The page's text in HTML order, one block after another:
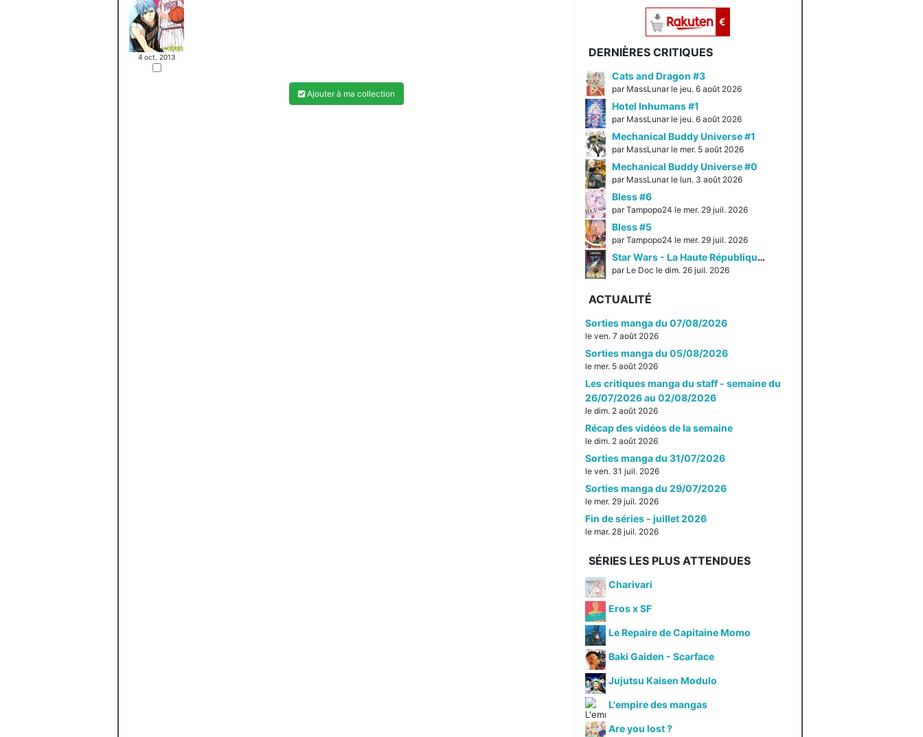
4 oct. 2013
Ajouter à ma collection
€
DERNIÈRES CRITIQUES
Cats and Dragon #3
par MassLunar le jeu. 6 août 2026
Hotel Inhumans #1
par MassLunar le jeu. 6 août 2026
Mechanical Buddy Universe #1
par MassLunar le mer. 5 août 2026
Mechanical Buddy Universe #0
par MassLunar le lun. 3 août 2026
Bless #6
par Tampopo24 le mer. 29 juil. 2026
Bless #5
par Tampopo24 le mer. 29 juil. 2026
Star Wars - La Haute République - Un équilibre fragile
par Le Doc le dim. 26 juil. 2026
ACTUALITÉ
Sorties manga du 07/08/2026
le ven. 7 août 2026
Sorties manga du 05/08/2026
le mer. 5 août 2026
Les critiques manga du staff - semaine du
26/07/2026 au 02/08/2026
le dim. 2 août 2026
Récap des vidéos de la semaine
le dim. 2 août 2026
Sorties manga du 31/07/2026
le ven. 31 juil. 2026
Sorties manga du 29/07/2026
le mer. 29 juil. 2026
Fin de séries - juillet 2026
le mar. 28 juil. 2026
SÉRIES LES PLUS ATTENDUES
Charivari
Eros x SF
Le Repaire de Capitaine Momo
Baki Gaiden - Scarface
Jujutsu Kaisen Modulo
L'empire des mangas
Are you lost ?